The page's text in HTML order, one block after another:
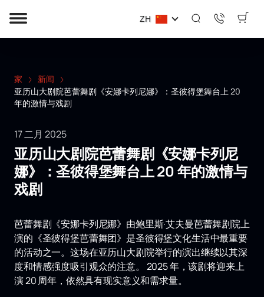
ZH
家
新闻
亚历山大剧院芭蕾舞剧《安娜卡列尼娜》：圣彼得堡舞台上 20
年的激情与戏剧
17 二月 2025
亚历山大剧院芭蕾舞剧《安娜卡列尼
娜》：圣彼得堡舞台上 20 年的激情与
戏剧
芭蕾舞剧《安娜卡列尼娜》由鲍里斯·艾夫曼芭蕾舞剧院上
演的《圣彼得堡芭蕾舞团》是圣彼得堡文化生活中最重要
的活动之一。这场在亚历山大剧院举行的演出继续以其深
度和情感强度吸引观众的注意。 2025 年，该剧将迎来上
演 20 周年，依然具有现实意义和需求量。